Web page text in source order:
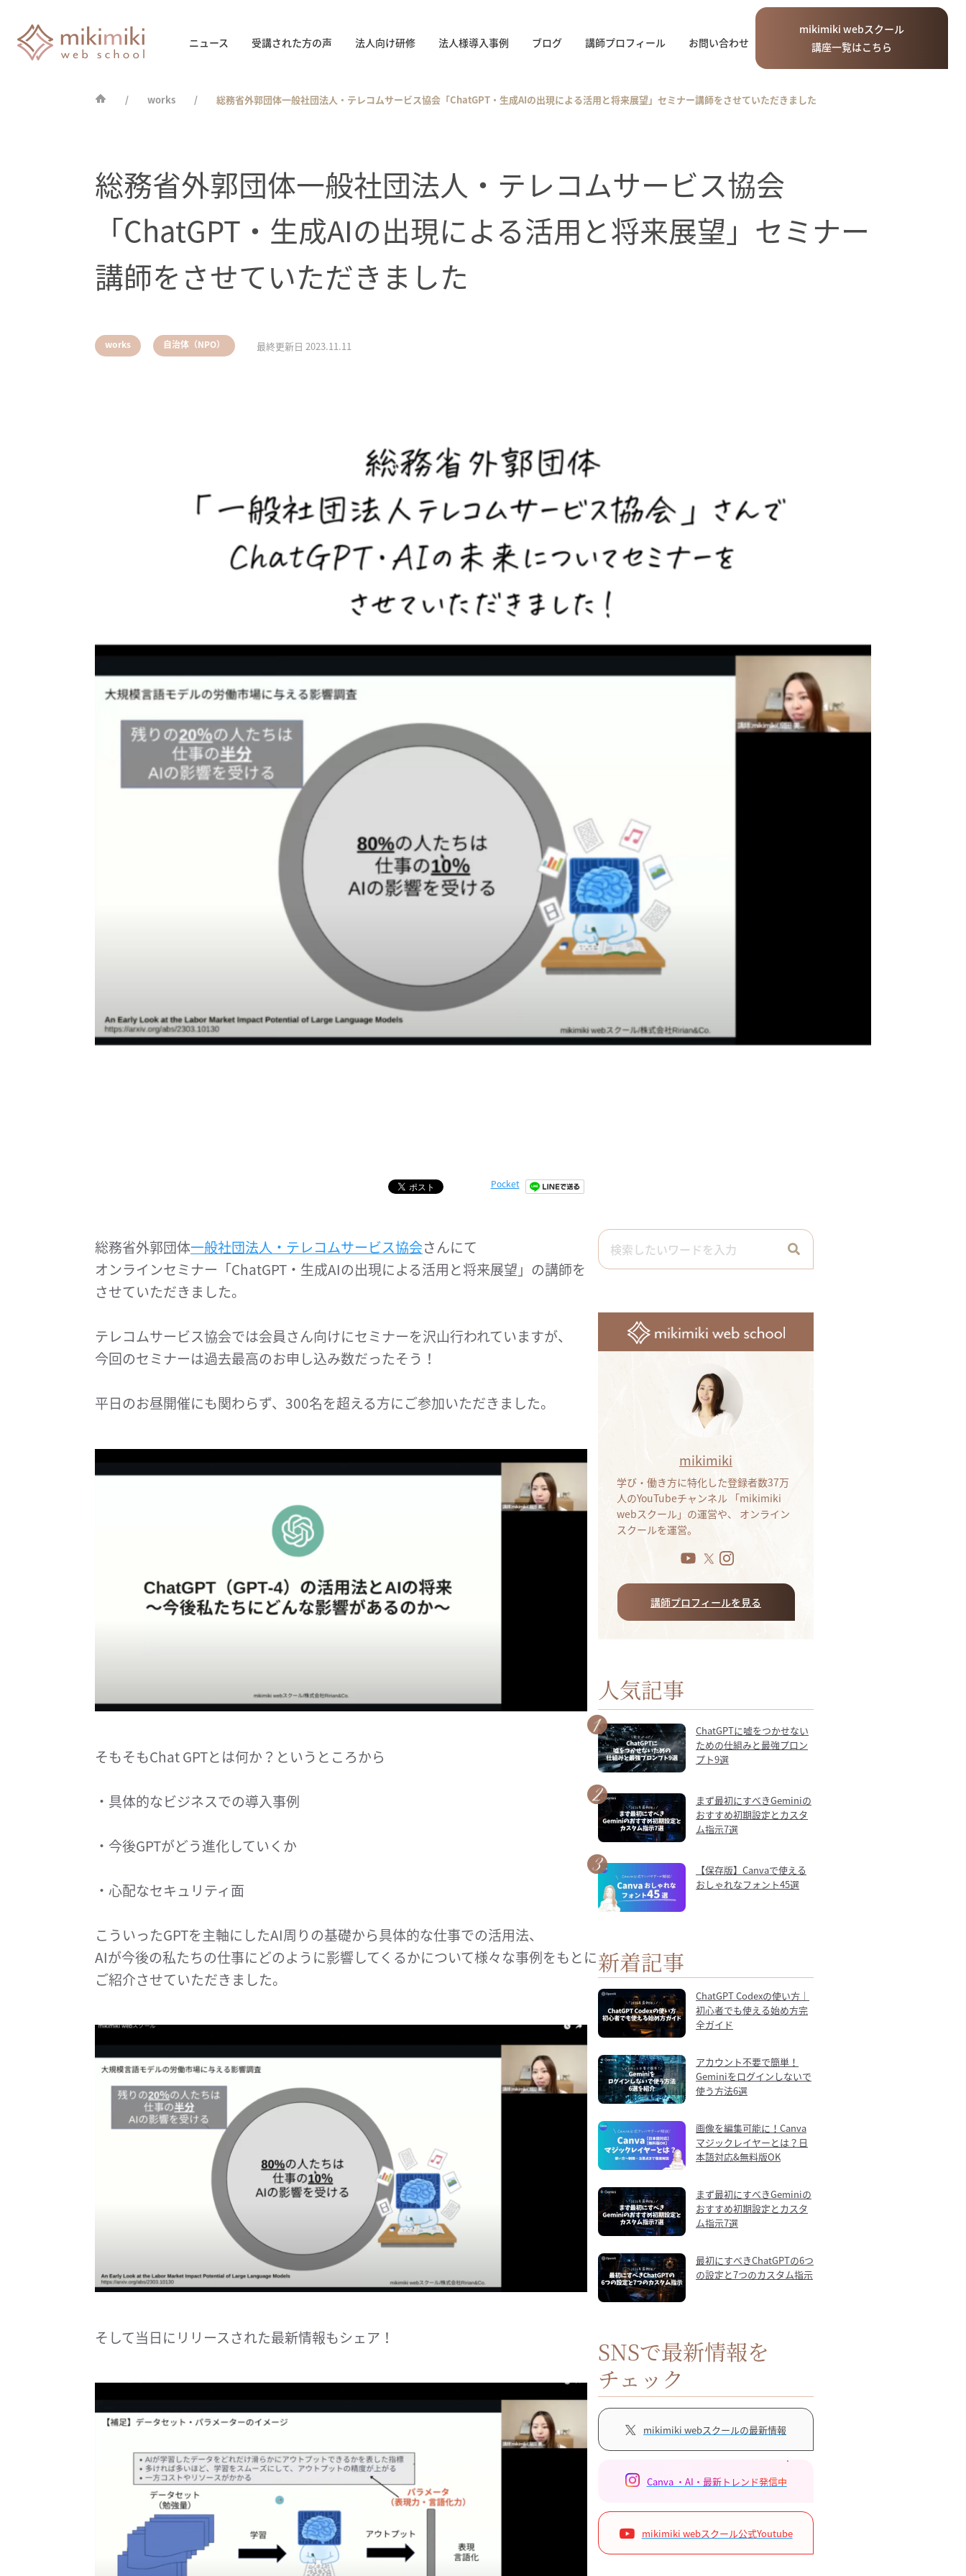
ニュース 受講された方の声 法人向け研修 法人様導入事例 ブログ 講師プロフィール お問い合わせ
mikimiki webスクール
講座一覧はこちら
works 総務省外郭団体一般社団法人・テレコムサービス協会「ChatGPT・生成AIの出現による活用と将来展望」セミナー講師をさせていただきました
works 自治体（NPO） 最終更新日 2023.11.11
総務省外郭団体一般社団法人・テレコムサービス協会
「ChatGPT・生成AIの出現による活用と将来展望」セミナー
講師をさせていただきました
Pocket
総務省外郭団体一般社団法人・テレコムサービス協会さんにて
オンラインセミナー「ChatGPT・生成AIの出現による活用と将来展望」の講師を
させていただきました。
テレコムサービス協会では会員さん向けにセミナーを沢山行われていますが、
今回のセミナーは過去最高のお申し込み数だったそう！
平日のお昼開催にも関わらず、300名を超える方にご参加いただきました。
そもそもChat GPTとは何か？というところから
・具体的なビジネスでの導入事例
・今後GPTがどう進化していくか
・心配なセキュリティ面
こういったGPTを主軸にしたAI周りの基礎から具体的な仕事での活用法、
AIが今後の私たちの仕事にどのように影響してくるかについて様々な事例をもとに
ご紹介させていただきました。
そして当日にリリースされた最新情報もシェア！
mikimiki
学び・働き方に特化した登録者数37万
人のYouTubeチャンネル 「mikimiki
webスクール」の運営や、 オンライン
スクールを運営。
講師プロフィールを見る
人気記事
ChatGPTに嘘をつかせない
ための仕組みと最強プロン
プト9選
まず最初にすべきGeminiの
おすすめ初期設定とカスタ
ム指示7選
【保存版】Canvaで使える
おしゃれなフォント45選
新着記事
ChatGPT Codexの使い方｜
初心者でも使える始め方完
全ガイド
アカウント不要で簡単！
Geminiをログインしないで
使う方法6選
画像を編集可能に！Canva
マジックレイヤーとは？日
本語対応&無料版OK
まず最初にすべきGeminiの
おすすめ初期設定とカスタ
ム指示7選
最初にすべきChatGPTの6つ
の設定と7つのカスタム指示
SNSで最新情報を
チェック
mikimiki webスクールの最新情報
Canva ・AI・最新トレンド発信中
mikimiki webスクール公式Youtube